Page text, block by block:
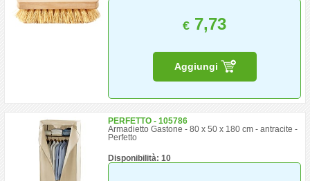
€ 7,73
Aggiungi
PERFETTO - 105786
Armadietto Gastone - 80 x 50 x 180 cm - antracite -
Perfetto
Disponibilità: 10